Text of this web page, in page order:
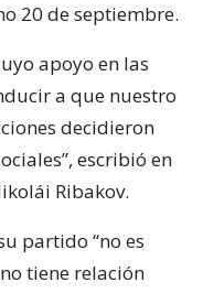
20 de septiembre.
apoyo en las
a que nuestro
decidieron
escribió en
Ribakov.
partido “no es
tiene relación